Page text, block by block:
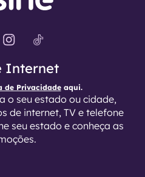
Internet
de Privacidadeaqui.
o seu estado ou cidade,
de internet, TV e telefone
seu estado e conheça as